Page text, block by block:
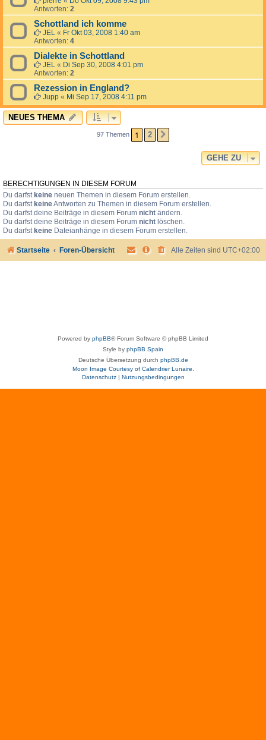
Antworten: 2
Schottland ich komme
JEL « Fr Okt 03, 2008 1:40 am
Antworten: 4
Dialekte in Schottland
JEL « Di Sep 30, 2008 4:01 pm
Antworten: 2
Rezession in England?
Jupp « Mi Sep 17, 2008 4:11 pm
NEUES THEMA
97 Themen 1 2
GEHE ZU
BERECHTIGUNGEN IN DIESEM FORUM
Du darfst keine neuen Themen in diesem Forum erstellen.
Du darfst keineAntworten zu Themen in diesem Forum erstellen.
Du darfst deine Beiträge in diesem Forum nicht ändern.
Du darfst deine Beiträge in diesem Forum nicht löschen.
Du darfst keine Dateianhänge in diesem Forum erstellen.
Startseite Foren-Übersicht Alle Zeiten sind UTC+02:00
Powered by phpBB® Forum Software © phpBB Limited
Style by phpBB Spain
Deutsche Übersetzung durch phpBB.de
Moon Image Courtesy of Calendrier Lunaire.
Datenschutz| Nutzungsbedingungen